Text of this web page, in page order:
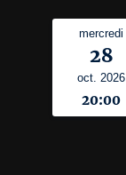
mercredi
28
oct. 2026
20:00